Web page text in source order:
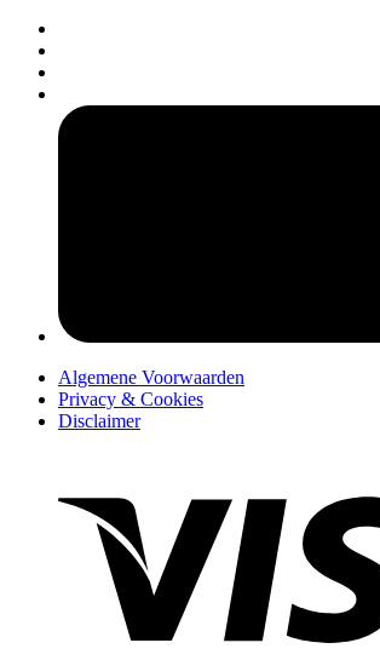
Algemene Voorwaarden
Privacy & Cookies
Disclaimer